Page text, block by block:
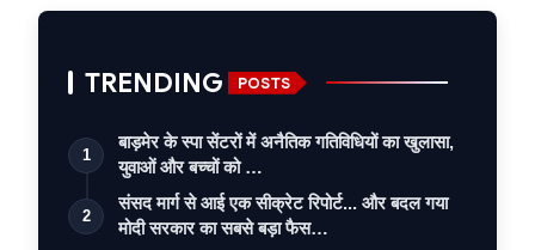
TRENDING POSTS
1
बाड़मेर के स्पा सेंटरों में अनैतिक गतिविधियों का खुलासा,
युवाओं और बच्चों को …
2
संसद मार्ग से आई एक सीक्रेट रिपोर्ट... और बदल गया
मोदी सरकार का सबसे बड़ा फैस…